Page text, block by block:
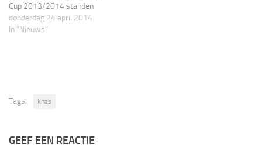
Cup 2013/2014 standen
staan op de KNAS-Cup pagina .
KNAS Ranglijsten
donderdag 24 april 2014
In "Nieuws"
Tags: knas
GEEF EEN REACTIE